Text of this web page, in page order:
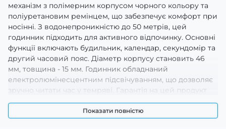
механізм з полімерним корпусом чорного кольору та
поліуретановим ремінцем, що забезпечує комфорт при
носінні. З водонепроникністю до 50 метрів, цей
годинник підходить для активного відпочинку. Основні
функції включають будильник, календар, секундомір та
другий часовий пояс. Діаметр корпусу становить 46
мм, товщина - 15 мм. Годинник обладнаний
електролюмінесцентним підсвічуванням, що дозволяє
зручно читати час у темряві. Гарантія на цей продукт
чоловіків, які цінують якість і стиль.
Показати повністю